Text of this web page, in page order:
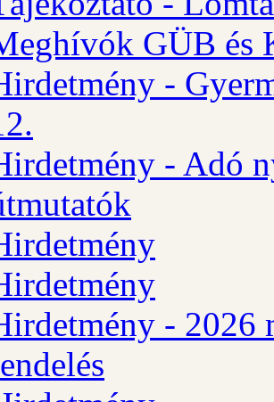
GÜB és
-
- Adó
- 2026